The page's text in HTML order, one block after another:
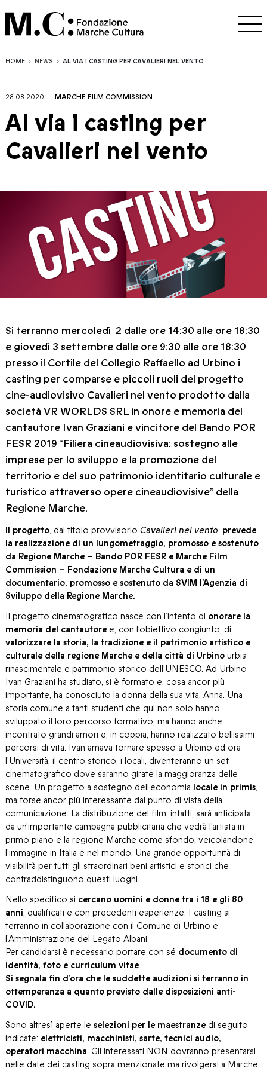
HOME NEWS AL VIA I CASTING PER CAVALIERI NEL VENTO
28.08.2020 MARCHE FILM COMMISSION
Al via i casting per
Cavalieri nel vento
Si terranno mercoledì 2 dalle ore 14:30 alle ore 18:30
e giovedì 3 settembre dalle ore 9:30 alle ore 18:30
presso il Cortile del Collegio Raffaello ad Urbino i
casting per comparse e piccoli ruoli del progetto
cine-audiovisivo Cavalieri nel vento prodotto dalla
società VR WORLDS SRL in onore e memoria del
cantautore Ivan Graziani e vincitore del Bando POR
FESR 2019 “Filiera cineaudiovisiva: sostegno alle
imprese per lo sviluppo e la promozione del
territorio e del suo patrimonio identitario culturale e
turistico attraverso opere cineaudiovisive” della
Regione Marche.
Il progetto, dal titolo provvisorio Cavalieri nel vento, prevede
la realizzazione di un lungometraggio, promosso e sostenuto
da Regione Marche – Bando POR FESR e Marche Film
Commission – Fondazione Marche Cultura e di un
documentario, promosso e sostenuto da SVIM l’Agenzia di
Sviluppo della Regione Marche.
Il progetto cinematografico nasce con l’intento di onorare la
memoria del cantautoree, con l’obiettivo congiunto, di
valorizzare la storia, la tradizione e il patrimonio artistico e
culturale della regione Marche e della città di Urbino urbis
rinascimentale e patrimonio storico dell’UNESCO. Ad Urbino
Ivan Graziani ha studiato, si è formato e, cosa ancor più
importante, ha conosciuto la donna della sua vita, Anna. Una
storia comune a tanti studenti che qui non solo hanno
sviluppato il loro percorso formativo, ma hanno anche
incontrato grandi amori e, in coppia, hanno realizzato bellissimi
percorsi di vita. Ivan amava tornare spesso a Urbino ed ora
l’Università, il centro storico, i locali, diventeranno un set
cinematografico dove saranno girate la maggioranza delle
scene. Un progetto a sostegno dell’economia locale in primis,
ma forse ancor più interessante dal punto di vista della
comunicazione. La distribuzione del film, infatti, sarà anticipata
da un’importante campagna pubblicitaria che vedrà l’artista in
primo piano e la regione Marche come sfondo, veicolandone
l’immagine in Italia e nel mondo. Una grande opportunità di
visibilità per tutti gli straordinari beni artistici e storici che
contraddistinguono questi luoghi.
Nello specifico si cercano uomini e donne tra i 18 e gli 80
anni, qualificati e con precedenti esperienze. I casting si
terranno in collaborazione con il Comune di Urbino e
l’Amministrazione del Legato Albani.
Per candidarsi è necessario portare con sé documento di
identità, foto e curriculum vitae.
Si segnala fin d’ora che le suddette audizioni si terranno in
ottemperanza a quanto previsto dalle disposizioni anti-
COVID.
Sono altresì aperte le selezioni per le maestranze di seguito
indicate: elettricisti, macchinisti, sarte, tecnici audio,
operatori macchina. Gli interessati NON dovranno presentarsi
nelle date dei casting sopra menzionate ma rivolgersi a Marche